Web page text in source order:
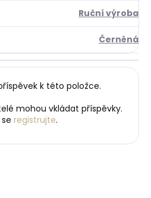
Ruční výroba
Černěná
k této položce.
mohou vkládat příspěvky.
registrujte.